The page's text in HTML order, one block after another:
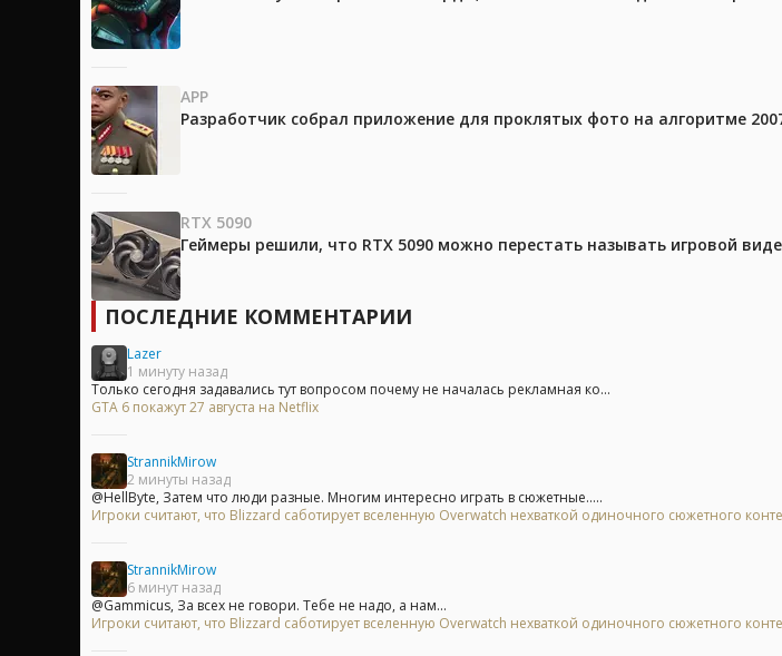
APP
Разработчик собрал приложение для проклятых фото на алгоритме
RTX 5090
Геймеры решили, что RTX 5090 можно перестать называть игровой
ПОСЛЕДНИЕ КОММЕНТАРИИ
Lazer
1 минуту назад
Только сегодня задавались тут вопросом почему не началась рекламная ко...
GTA 6 покажут 27 августа на Netflix
StrannikMirow
2 минуты назад
@HellByte, Затем что люди разные. Многим интересно играть в сюжетные.....
Игроки считают, что Blizzard саботирует вселенную Overwatch нехваткой одиночного сюжетного
StrannikMirow
6 минут назад
@Gammicus, За всех не говори. Тебе не надо, а нам...
Игроки считают, что Blizzard саботирует вселенную Overwatch нехваткой одиночного сюжетного